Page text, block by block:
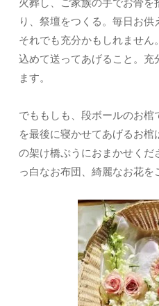
り、祭壇をつくる。毎日お供
それでも充分かもしれませ
込めて送ってあげること。
ます。
でももしも、段ボールのお
を最後に寝かせてあげるお
の架け橋ぷうにおまかせく
っ白なお布団、綺麗なお花を